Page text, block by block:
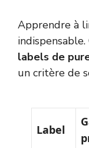
Apprendre à
labels de
un critère de
Label